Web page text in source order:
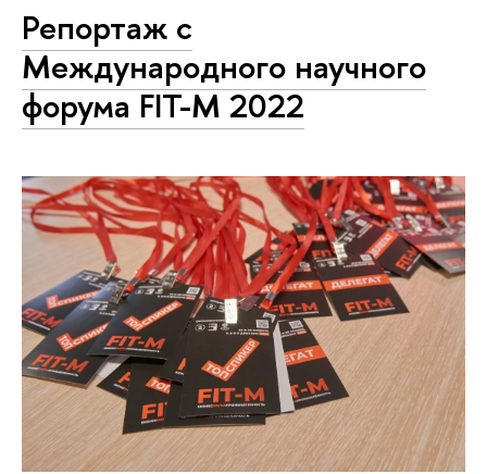
Репортаж с
Международного научного
форума FIT-M 2022